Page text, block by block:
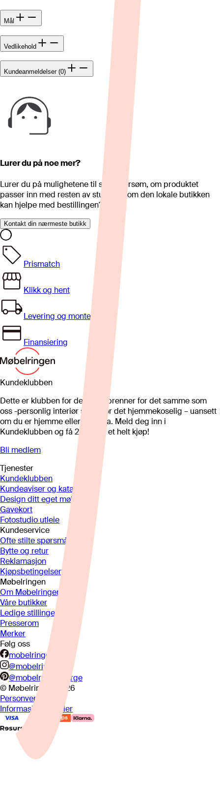
Mål
Vedlikehold
Kundeanmeldelser (0)
Lurer du på noe mer?
Lurer du på mulighetene til skreddersøm, om produktet
passer inn med resten av stua eller om den lokale butikken
kan hjelpe med bestillingen?
Kontakt din nærmeste butikk
Prismatch
Klikk og hent
Levering og montering
Finansiering
Kundeklubben
Dette er klubben for deg som brenner for det samme som
oss -personlig interiør som gjør det hjemmekoselig – uansett
om du er hjemme eller på hytta. Meld deg inn i
Kundeklubben og få 25%* på et helt kjøp!
Bli medlem
Tjenester
Kundeklubben
Kundeaviser og kataloger
Design ditt eget møbel
Gavekort
Fotostudio utleie
Kundeservice
Ofte stilte spørsmål
Bytte og retur
Reklamasjon
Kjøpsbetingelser
Møbelringen
Om Møbelringen
Våre butikker
Ledige stillinger
Presserom
Merker
Følg oss
mobelringen.no
@mobelringen
@mobelringennorge
© Møbelringen
2026
Personvern
Informasjonskapsler